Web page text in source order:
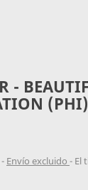
-
Envío excluido El